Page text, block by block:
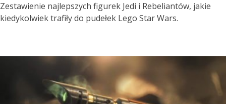
Zestawienie najlepszych figurek Jedi i Rebeliantów, jakie
kiedykolwiek trafiły do pudełek Lego Star Wars.